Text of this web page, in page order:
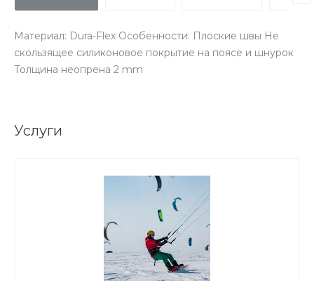
Материал: Dura-Flex Особенности: Плоские швы Не
скользящее силиконовое покрытие на поясе и шнурок
Толщина неопрена 2 mm
Услуги